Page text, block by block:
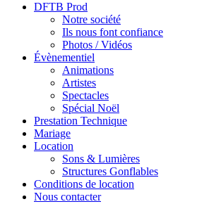
DFTB Prod
Notre société
Ils nous font confiance
Photos / Vidéos
Évènementiel
Animations
Artistes
Spectacles
Spécial Noël
Prestation Technique
Mariage
Location
Sons & Lumières
Structures Gonflables
Conditions de location
Nous contacter